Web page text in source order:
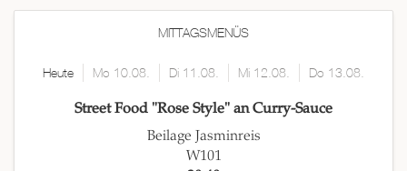
MITTAGSMENÜS
Heute Mo 10.08. Di 11.08. Mi 12.08. Do 13.08.
Street Food "Rose Style" an Curry-Sauce
Beilage Jasminreis
W101